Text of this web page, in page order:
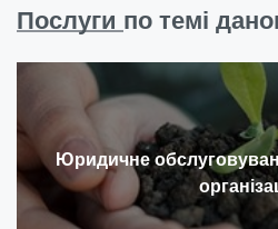
Послуги по темі
Юридичне